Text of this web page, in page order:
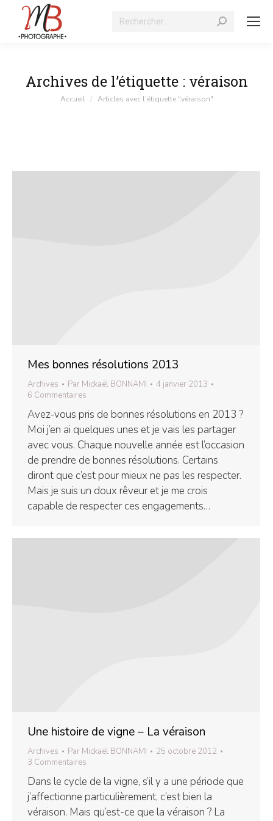
Recherche
Archives de l’étiquette : véraison
Vous êtes ici :
Accueil Articles avec l’étiquette "véraison"
Mes bonnes résolutions 2013
Archives Par Mickaël BONNAMI
4 janvier 2013
6 Commentaires
Avez-vous pris de bonnes résolutions en 2013 ?
Moi j’en ai quelques unes et je vais les partager
avec vous. Chaque nouvelle année est l’occasion
de prendre de bonnes résolutions. Certains
diront que c’est pour mieux ne pas les respecter.
Mais je suis un doux rêveur et je me crois
capable de respecter ces engagements…
Une histoire de vigne – La véraison
Archives Par Mickaël BONNAMI
25 octobre 2012
3 Commentaires
Dans le cycle de la vigne, s’il y a une période que
j’affectionne particulièrement, c’est bien la
véraison. Mais qu’est-ce que la véraison ? La